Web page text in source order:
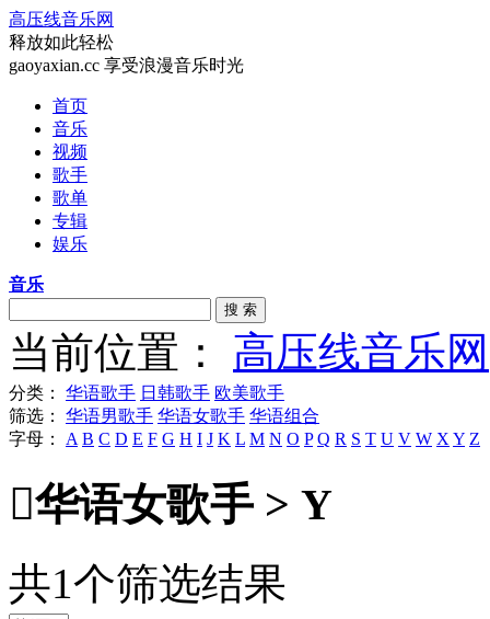
高压线音乐网
释放如此轻松
gaoyaxian.cc 享受浪漫音乐时光
首页
音乐
视频
歌手
歌单
专辑
娱乐
音乐
搜 索
当前位置： 高压线音乐网
分类： 华语歌手 日韩歌手 欧美歌手
筛选： 华语男歌手 华语女歌手 华语组合
字母： A B C D E F G H I J K L M N O P Q R S T U V W X Y Z
华语女歌手 > Y
共1个筛选结果